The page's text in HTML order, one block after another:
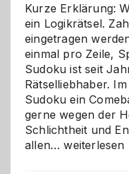
Kurze Erklärung:
ein Logikrätsel.
eingetragen
einmal pro Zeile,
Sudoku ist seit
Rätselliebhaber.
Sudoku ein
gerne wegen der
Schlichtheit und
allen…Sudoku
weiterlesen